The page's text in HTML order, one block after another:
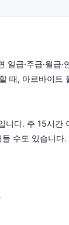
일급·주급·월
때, 아르바이
다. 주 15시간
수도 있습니